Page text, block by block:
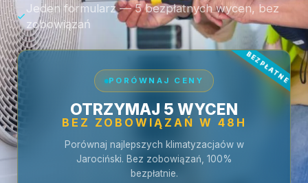
Jeden formularz — 5 bezpłatnych wycen, bez
zobowiązań
PORÓWNAJ CENY
OTRZYMAJ 5 WYCEN
BEZ ZOBOWIĄZAŃ W 48H
Porównaj najlepszych klimatyzacjaów w
Jarociński. Bez zobowiązań, 100%
bezpłatnie.